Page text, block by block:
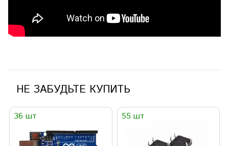
НЕ ЗАБУДЬТЕ КУПИТЬ
36 шт 55 шт